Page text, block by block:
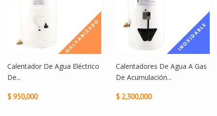
Calentador De Agua Eléctrico
De...
$ 950,000
Calentadores De Agua A Gas
De Acumulación...
$ 2,300,000